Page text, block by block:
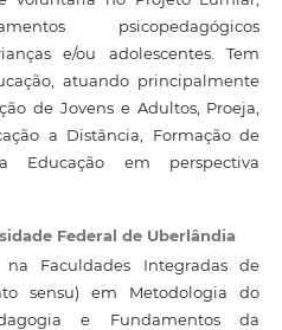
psicopedagógicos
e/ou adolescentes. Tem
atuando principalmente
de Jovens e Adultos, Proeja,
a Distância, Formação de
Educação em perspectiva
Federal de Uberlândia
Faculdades Integradas de
sensu) em Metodologia do
e Fundamentos da